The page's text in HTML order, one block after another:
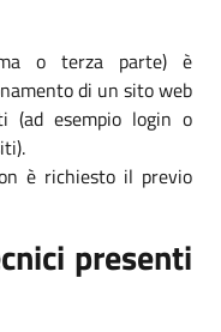
o terza parte) è
di un sito web
(ad esempio login o
è richiesto il previo
presenti